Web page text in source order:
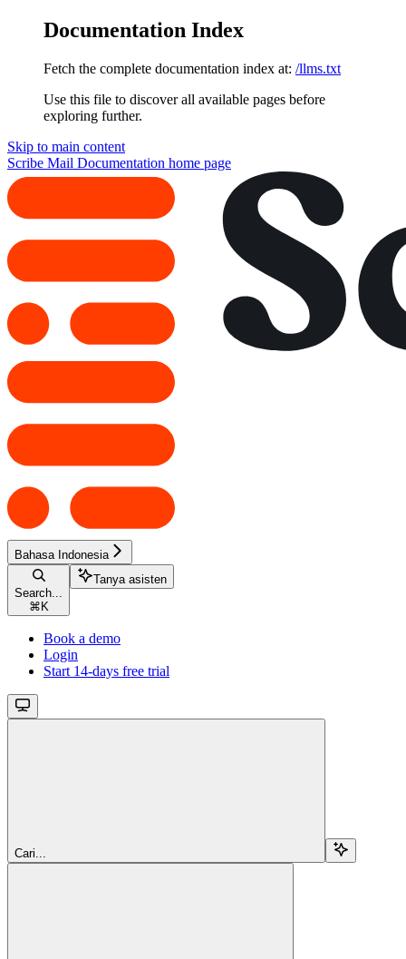
Documentation Index
Fetch the complete documentation index at: /llms.txt
Use this file to discover all available pages before
exploring further.
Skip to main content
Scribe Mail Documentation home page
Bahasa Indonesia
Search...
⌘ K
Tanya asisten
Book a demo
Login
Start 14-days free trial
Cari...